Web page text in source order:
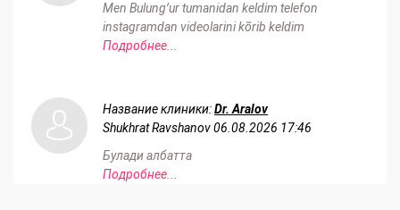
Men Bulungʻur tumanidan keldim telefon
instagramdan videolarini kõrib keldim
Подробнее...
Название клиники:Dr. Aralov
Shukhrat Ravshanov06.08.2026 17:46
Булади албатта
Подробнее...